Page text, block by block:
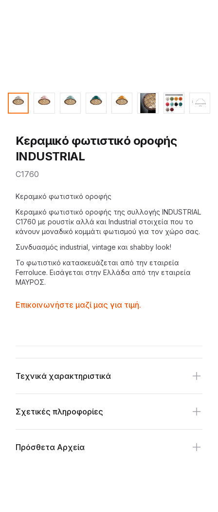
Κεραμικό φωτιστικό οροφής
INDUSTRIAL
C1760
Description
Κεραμικό φωτιστικό οροφής
Κεραμικό φωτιστικό οροφής της συλλογής INDUSTRIAL
C1760 με ρουστίκ αλλά και Industrial στοιχεία που το
κάνουν μοναδικό κομμάτι φωτισμού για τον χώρο σας.
Συνδυασμός industrial, vintage και shabby look!
Το φωτιστικό κατασκευάζεται από την εταιρεία
Ferroluce. Εισάγεται στην Ελλάδα από την εταιρεία
ΜΑΥΡΟΣ.
Contactprice
Επικοινωνήστε μαζί μας για τιμή.
Τεχνικά χαρακτηριστικά
Σχετικές πληροφορίες
Πρόσθετα Αρχεία